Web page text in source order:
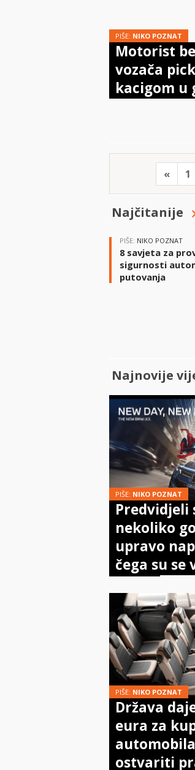
PIŠE: NIKO POZNAT
Motorist
vozača
kacigom u
« 1
Najčitanije
PIŠE: NIKO POZNAT
8 savjeta za
sigurnosti
putovanja
Najnovije
PIŠE: NIKO POZNAT
Predvidjeli
nekoliko
upravo
čega su se
bojali
PIŠE: NIKO POZNAT
Država
eura za
ostvariti